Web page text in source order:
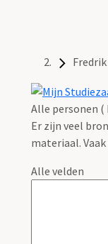
Alle personen
Er zijn veel
materiaal.
Alle velden